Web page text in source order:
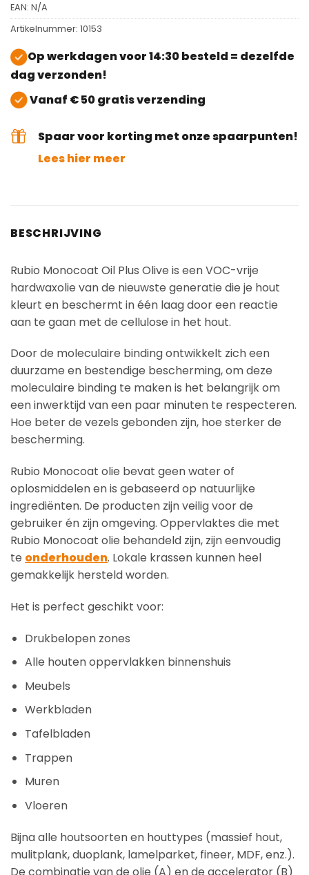
EAN: N/A
Artikelnummer: 10153
Op werkdagen voor 14:30 besteld = dezelfde
dag verzonden!
Vanaf € 50 gratis verzending
Spaar voor korting met onze spaarpunten!
Lees hier meer
BESCHRIJVING
Rubio Monocoat Oil Plus Olive is een VOC-vrije
hardwaxolie van de nieuwste generatie die je hout
kleurt en beschermt in één laag door een reactie
aan te gaan met de cellulose in het hout.
Door de moleculaire binding ontwikkelt zich een
duurzame en bestendige bescherming, om deze
moleculaire binding te maken is het belangrijk om
een inwerktijd van een paar minuten te respecteren.
Hoe beter de vezels gebonden zijn, hoe sterker de
bescherming.
Rubio Monocoat olie bevat geen water of
oplosmiddelen en is gebaseerd op natuurlijke
ingrediënten. De producten zijn veilig voor de
gebruiker én zijn omgeving. Oppervlaktes die met
Rubio Monocoat olie behandeld zijn, zijn eenvoudig
te onderhouden. Lokale krassen kunnen heel
gemakkelijk hersteld worden.
Het is perfect geschikt voor:
Drukbelopen zones
Alle houten oppervlakken binnenshuis
Meubels
Werkbladen
Tafelbladen
Trappen
Muren
Vloeren
Bijna alle houtsoorten en houttypes (massief hout,
mulitplank, duoplank, lamelparket, fineer, MDF, enz.).
De combinatie van de olie (A) en de accelerator (B)